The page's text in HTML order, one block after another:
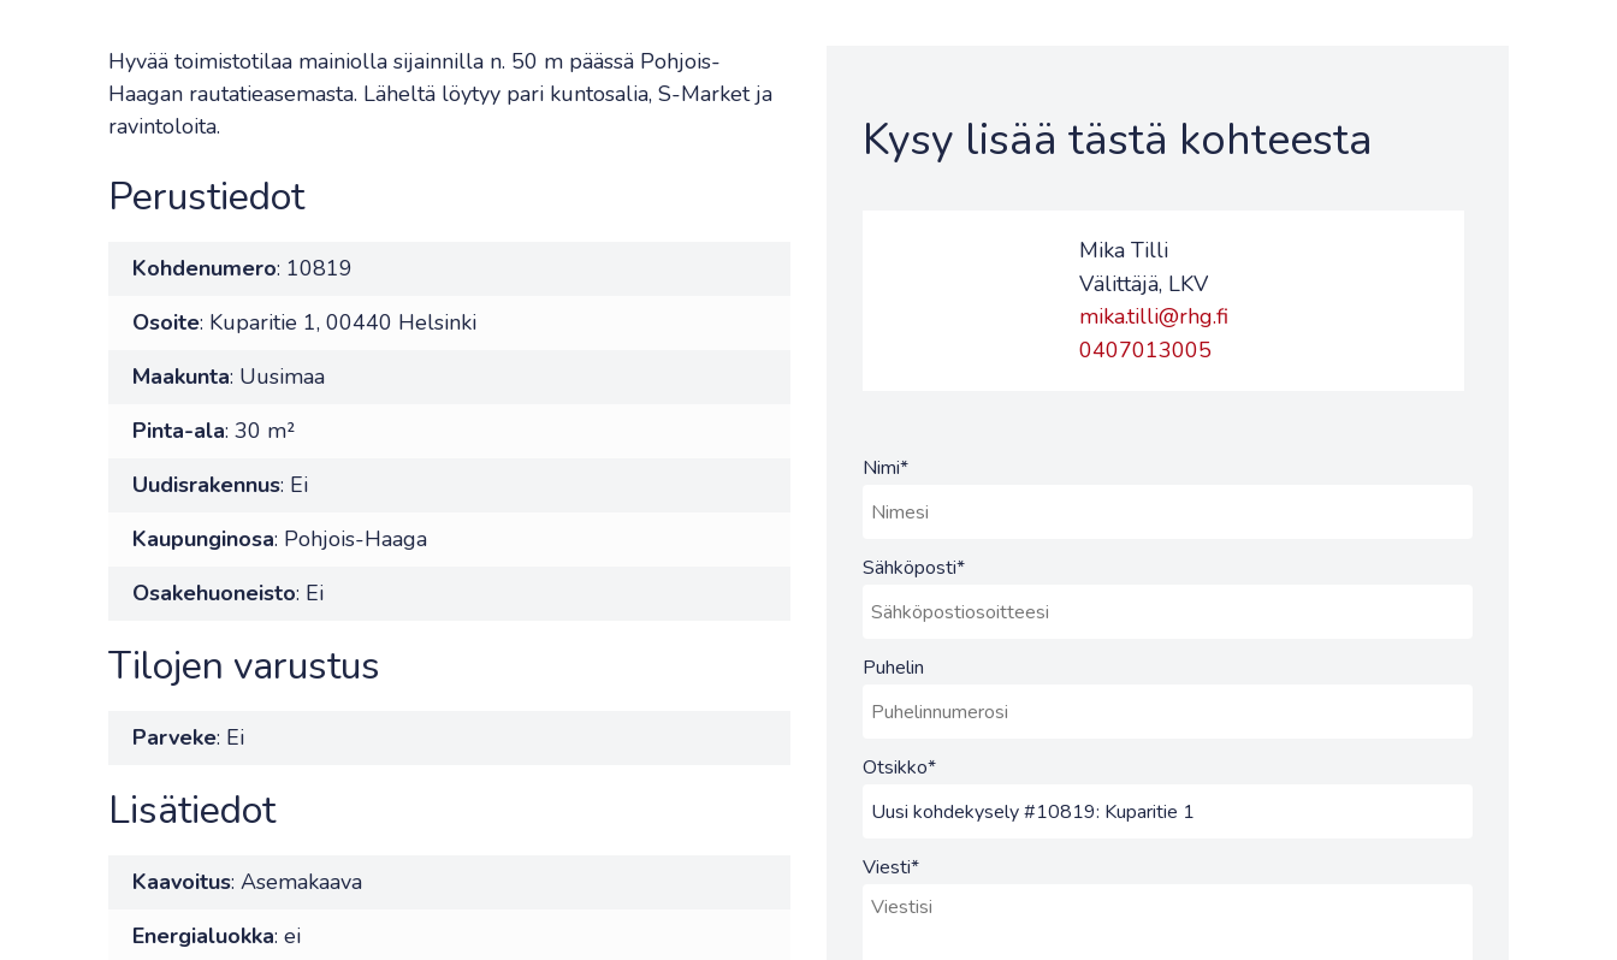
Hyvää toimistotilaa mainiolla sijainnilla n. 50 m päässä Pohjois-
Haagan rautatieasemasta. Läheltä löytyy pari kuntosalia, S-Market ja
ravintoloita.
Perustiedot
Kohdenumero: 10819
Osoite: Kuparitie 1, 00440 Helsinki
Maakunta: Uusimaa
Pinta-ala: 30 m²
Uudisrakennus: Ei
Kaupunginosa: Pohjois-Haaga
Osakehuoneisto: Ei
Tilojen varustus
Parveke: Ei
Lisätiedot
Kaavoitus: Asemakaava
Energialuokka: ei
Kysy lisää tästä kohteesta
Mika Tilli
Välittäjä, LKV
mika.tilli@rhg.fi
0407013005
Nimi*
Sähköposti*
Puhelin
Otsikko*
Viesti*